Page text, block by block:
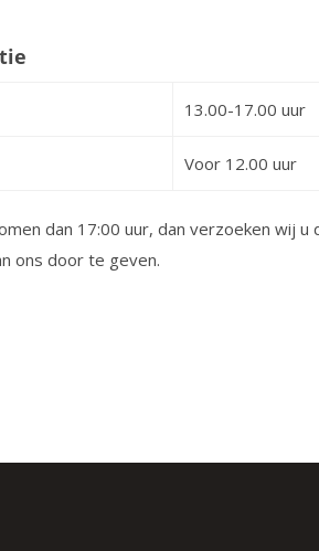
13.00-17.00 uur
Voor 12.00 uur
dan 17:00 uur, dan verzoeken wij u
ons door te geven.